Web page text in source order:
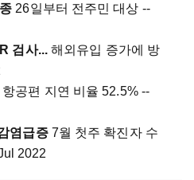
26일부터 전주민 대상 --
검사...해외유입 증가에 방
항공편 지연 비율 52.5% --
염급증7월 첫주 확진자 수
2022